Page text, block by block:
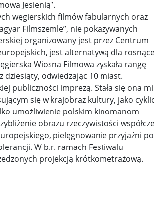
Trumpa. Negocjuj albo płać 50 proc. ...
gniazdo os odkryto w dawnych zakładac ...
Rosja dwa razy uderzała z po ...
udało się zapobiec wojnie. Cła ...
Warszawskiego ... Nie ma patriotyzmu
ciszy ... Perspektywa świadka, perspektywa
... Gazowe Imperium Warszawy ...
Lesbijka została arcybiskupem. Pi ...
Jesienią”.
węgierskich filmów fabularnych oraz
Filmszemle”, nie pokazywanych
organizowany jest przez Centrum
jest alternatywą dla
Wiosna Filmowa zyskała rangę
odwiedzając 10 miast.
publiczności imprezą. Stała się ona
się w krajobraz kultury, jako
umożliwienie polskim kinomanom
obrazu rzeczywistości
pielęgnowanie przyjaźni
W b.r. ramach Festiwalu
projekcją krótkometrażową.